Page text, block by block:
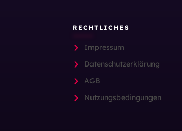
RECHTLICHES
Impressum
Datenschutzerklärung
AGB
Nutzungsbedingungen